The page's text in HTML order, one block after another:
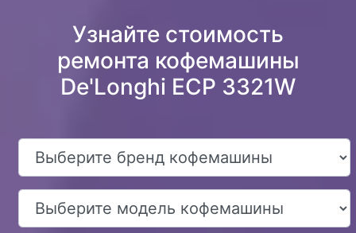
Узнайте стоимость
ремонта кофемашины
De'Longhi ECP 3321W